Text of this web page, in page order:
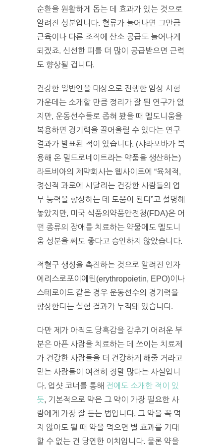
순환을 원활하게 돕는 데 효과가 있는 것으로
알려진 성분입니다. 혈류가 늘어나면 그만큼
근육이나 다른 조직에 산소 공급도 늘어나게
되겠죠. 신선한 피를 더 많이 공급받으면 근력
도 향상될 겁니다.
건강한 일반인을 대상으로 진행한 임상 시험
가운데는 소개할 만큼 정리가 잘 된 연구가 없
지만, 운동선수들로 좁혀 봤을 때 멜도니움을
복용하면 경기력을 끌어올릴 수 있다는 연구
결과가 발표된 적이 있습니다. (샤라포바가 복
용해 온 밀드로네이트라는 약품을 생산하는)
라트비아의 제약회사는 웹사이트에 “육체적,
정신적 과로에 시달리는 건강한 사람들의 업
무 능력을 향상하는 데 도움이 된다”고 설명해
놓았지만, 미국 식품의약품안전청(FDA)은 어
떤 종류의 장애를 치료하는 약물에도 멜도니
움 성분을 써도 좋다고 승인하지 않았습니다.
적혈구 생성을 촉진하는 것으로 알려진 인자
에리스로포이에틴(erythropoietin, EPO)이나
스테로이드 같은 경우 운동선수의 경기력을
향상한다는 실험 결과가 누적돼 있습니다.
다만 제가 아직도 당혹감을 감추기 어려운 부
분은 아픈 사람을 치료하는 데 쓰이는 치료제
가 건강한 사람들을 더 건강하게 해줄 거라고
믿는 사람들이 여전히 정말 많다는 사실입니
다. 업샷 코너를 통해 전에도 소개한 적이 있
듯, 기본적으로 약은 그 약이 가장 필요한 사
람에게 가장 잘 듣는 법입니다. 그 약을 꼭 먹
지 않아도 될 때 약을 먹으면 별 효과를 기대
할 수 없는 건 당연한 이치입니다. 물론 약을